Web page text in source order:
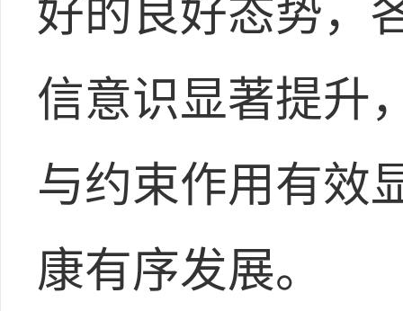
好的良好态势，
信意识显著提升
与约束作用有效
康有序发展。